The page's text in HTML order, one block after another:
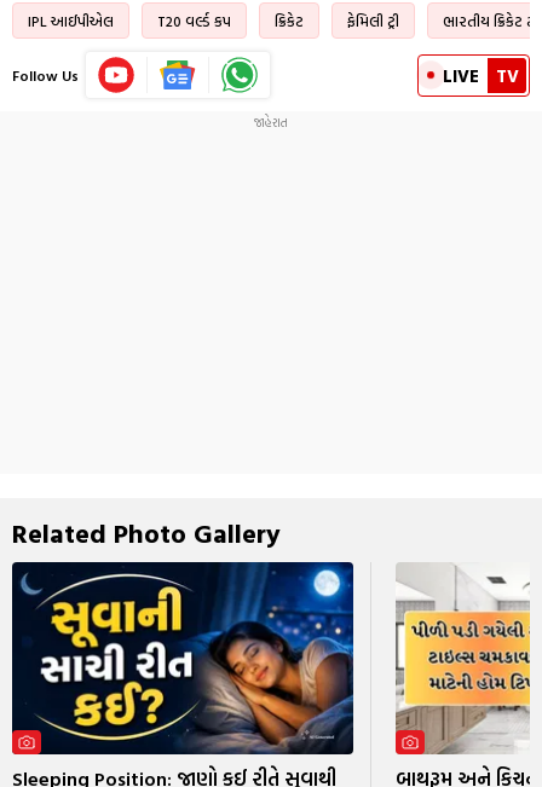
IPL આઈપીએલ T20 વર્લ્ડ કપ ક્રિકેટ ફેમિલી ટ્રી ભારતીય ક્રિકેટ
Follow Us LIVE TV
Related Photo Gallery
Sleeping Position: જાણો કઈ રીતે સૂવાથી બાથરૂમ અને